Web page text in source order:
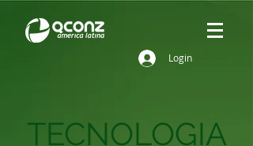
Login
TECNOLOGIA